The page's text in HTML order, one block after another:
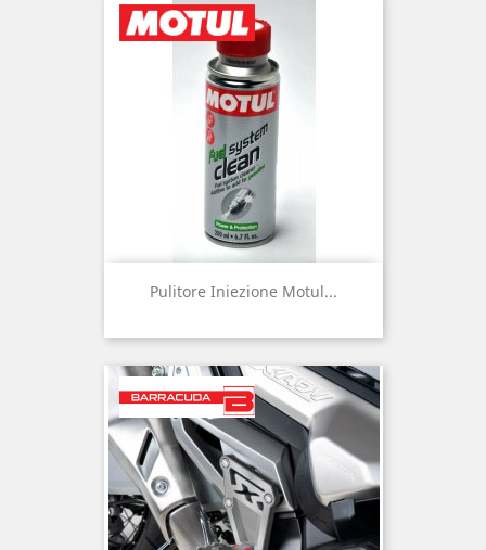
Pulitore Iniezione Motul...